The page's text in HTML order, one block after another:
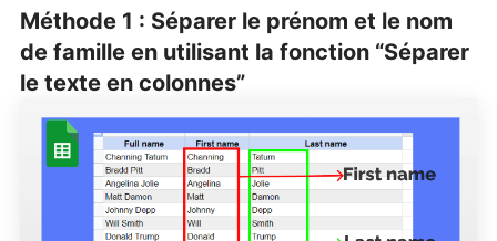
Méthode 1 : Séparer le prénom et le nom
de famille en utilisant la fonction “Séparer
le texte en colonnes”